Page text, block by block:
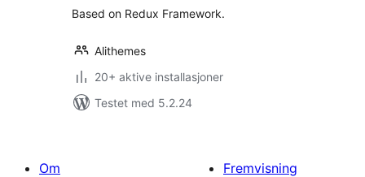
Based on Redux Framework.
Alithemes
20+ aktive installasjoner
Testet med 5.2.24
Om
Fremvisning